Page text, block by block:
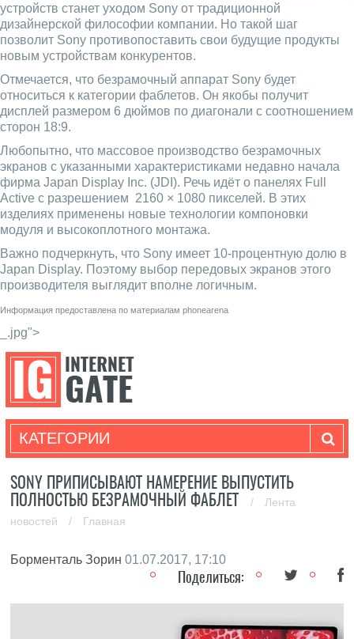
устройств станет уходом Sony от традиционной
дизайнерской философии компании. Но такой шаг
позволит Sony противопоставить свои будущие продукты
новым устройствам конкурентов.
Отмечается, что безрамочный аппарат Sony будет
относиться к категории фаблетов. Он якобы получит
дисплей размером 6 дюймов по диагонали с соотношением
сторон 18:9.
Любопытно, что массовое производство безрамочных
экранов с указанными характеристиками недавно начала
фирма Japan Display Inc. (JDI). Речь идёт о панелях Full
Active с разрешением 2160 × 1080 пикселей. В этих
изделиях применены новые технологии компоновки
модуля и высокоплотного монтажа.
Важно подчеркнуть, что Sony имеет 10-процентную долю в
Japan Display. Поэтому выбор передовых экранов этого
производителя выглядит вполне логичным.
Информация предоставлена по материалам phonearena
_.jpg">
КАТЕГОРИИ
SONY ПРИПИСЫВАЮТ НАМЕРЕНИЕ ВЫПУСТИТЬ
ПОЛНОСТЬЮ БЕЗРАМОЧНЫЙ ФАБЛЕТ
/
Лента
новостей
/ Главная
Борменталь Зорин 01.07.2017, 17:10
Поделиться: